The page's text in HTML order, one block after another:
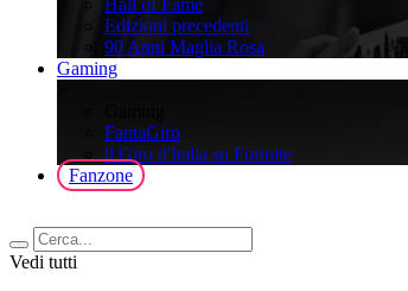
Hall of Fame
Edizioni precedenti
90 Anni Maglia Rosa
Gaming
FantaGiro
ll Giro d'Italia su Fortnite
Fanzone
Vedi tutti